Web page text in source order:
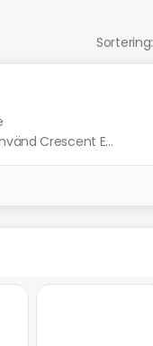
Sortering:
Crescent E...